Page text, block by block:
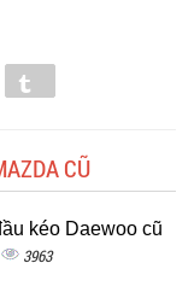
CŨ
kéo Daewoo cũ
3963